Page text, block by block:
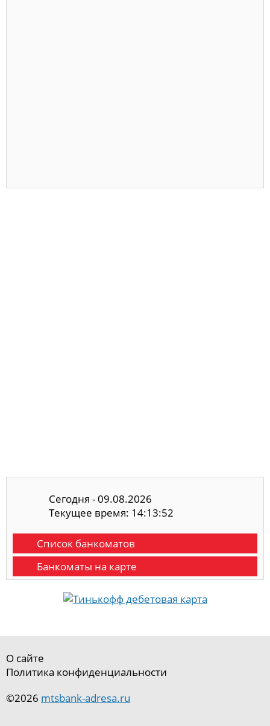
Сегодня - 09.08.2026
Текущее время: 14:13:53
Список банкоматов
Банкоматы на карте
О сайте
Политика конфиденциальности
©2026 mtsbank-adresa.ru